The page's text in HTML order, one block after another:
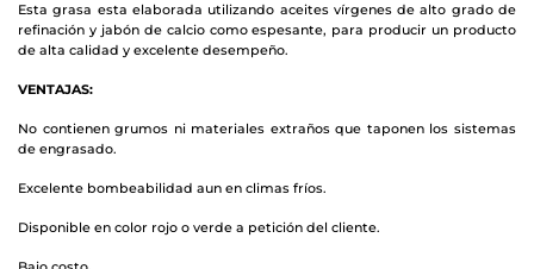
Esta grasa esta elaborada utilizando aceites vírgenes de alto grado de
refinación y jabón de calcio como espesante, para producir un producto
de alta calidad y excelente desempeño.
VENTAJAS:
No contienen grumos ni materiales extraños que taponen los sistemas
de engrasado.
Excelente bombeabilidad aun en climas fríos.
Disponible en color rojo o verde a petición del cliente.